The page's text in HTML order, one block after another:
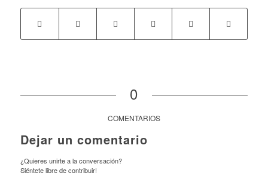
0
COMENTARIOS
Dejar un comentario
¿Quieres unirte a la conversación?
Siéntete libre de contribuir!